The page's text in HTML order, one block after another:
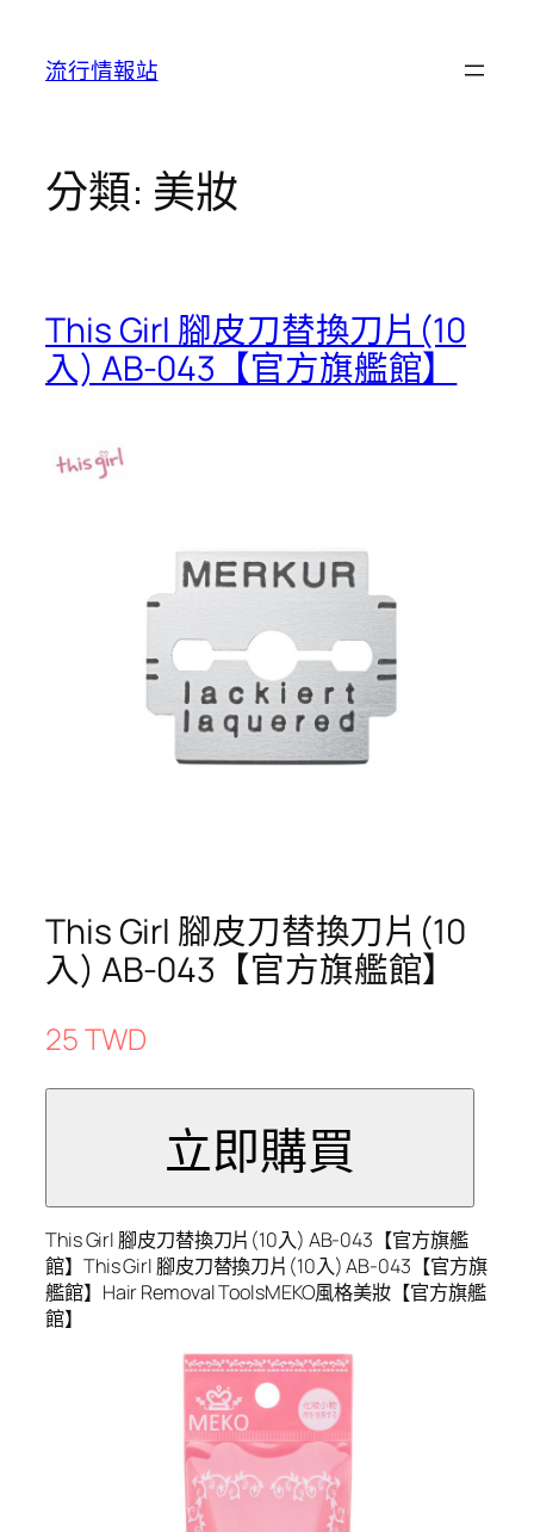
流行情報站
分類: 美妝
This Girl 腳皮刀替換刀片(10
入) AB-043【官方旗艦館】
This Girl 腳皮刀替換刀片(10
入) AB-043【官方旗艦館】
25 TWD
This Girl 腳皮刀替換刀片(10入) AB-043【官方旗艦
館】This Girl 腳皮刀替換刀片(10入) AB-043【官方旗
艦館】Hair Removal ToolsMEKO風格美妝【官方旗艦
館】